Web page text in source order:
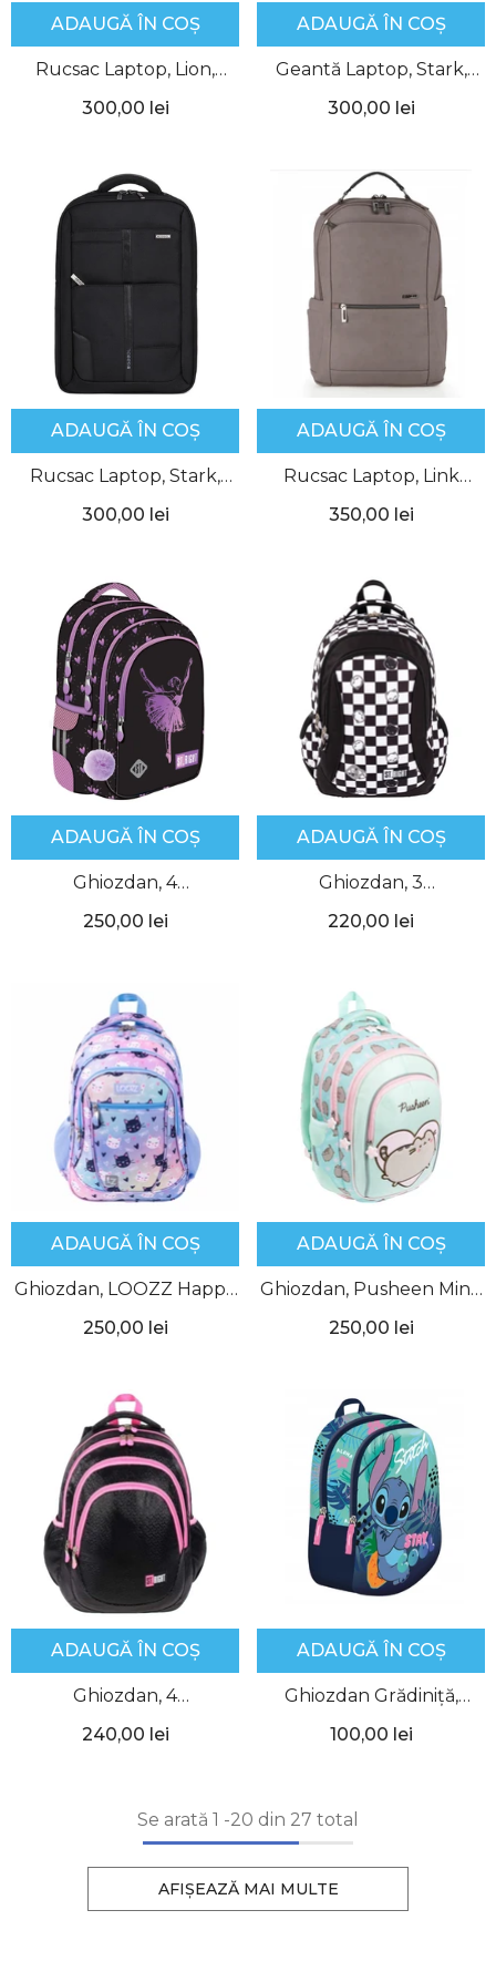
ADAUGĂ ÎN COȘ
Rucsac Laptop, Lion,
Gabol
300,00 lei
ADAUGĂ ÎN COȘ
Geantă Laptop, Stark,
15.6", Gabol
300,00 lei
ADAUGĂ ÎN COȘ
Rucsac Laptop, Stark,
15.6'', Gabol
300,00 lei
ADAUGĂ ÎN COȘ
Rucsac Laptop, Link
Proffesional, 15.6”, Gabol
350,00 lei
ADAUGĂ ÎN COȘ
Ghiozdan, 4
Compartimente,
250,00 lei
ADAUGĂ ÎN COȘ
Ghiozdan, 3
Compartimente, Chess
220,00 lei
ADAUGĂ ÎN COȘ
Ghiozdan, LOOZZ Happy
Cats, 3 Compartimente,
250,00 lei
ADAUGĂ ÎN COȘ
Ghiozdan, Pusheen Mint,
4 Compartimente,
250,00 lei
ADAUGĂ ÎN COȘ
Ghiozdan, 4
Compartimente, Black
240,00 lei
ADAUGĂ ÎN COȘ
Ghiozdan Grădiniță,
Stitch Stay Cool,
100,00 lei
Se arată 1 -20 din 27 total
AFIȘEAZĂ MAI MULTE